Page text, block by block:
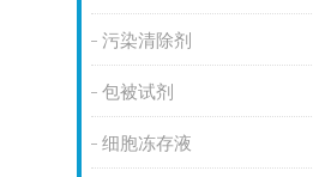
污染清除剂
包被试剂
细胞冻存液